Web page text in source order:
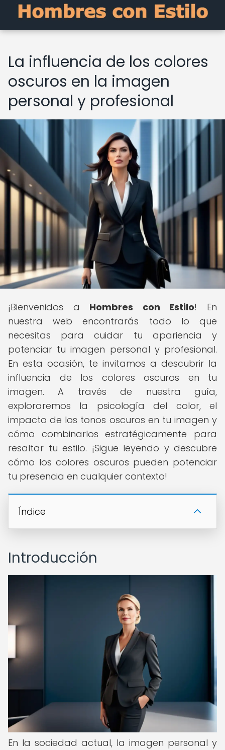
La influencia de los colores
oscuros en la imagen
personal y profesional
¡Bienvenidos a Hombres con Estilo! En
nuestra web encontrarás todo lo que
necesitas para cuidar tu apariencia y
potenciar tu imagen personal y profesional.
En esta ocasión, te invitamos a descubrir la
influencia de los colores oscuros en tu
imagen. A través de nuestra guía,
exploraremos la psicología del color, el
impacto de los tonos oscuros en tu imagen y
cómo combinarlos estratégicamente para
resaltar tu estilo. ¡Sigue leyendo y descubre
cómo los colores oscuros pueden potenciar
tu presencia en cualquier contexto!
Índice
Introducción
En la sociedad actual, la imagen personal y